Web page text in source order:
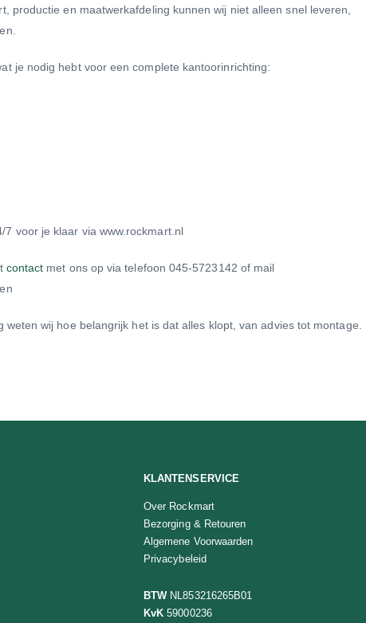
productie en maatwerkafdeling kunnen wij niet alleen snel leveren,
je nodig hebt voor een complete kantoorinrichting:
voor je klaar via www.rockmart.nl
contact met ons op via telefoon 045-5723142 of mail
wij hoe belangrijk het is dat alles klopt, van advies tot montage.
KLANTENSERVICE
Over Rockmart
Bezorging & Retouren
Algemene Voorwaarden
Privacybeleid
BTWNL853216265B01
KvK 59000236